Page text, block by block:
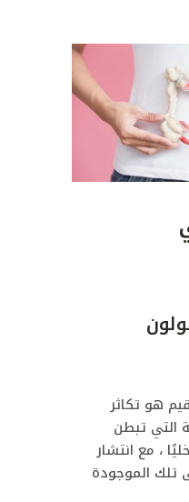
هو تكاثر
التي تبطن
، مع انتشار
تلك الموجودة